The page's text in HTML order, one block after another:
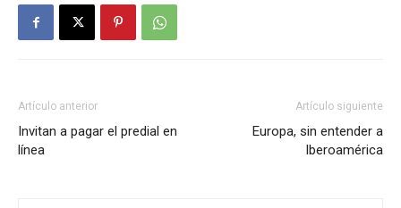
Artículo anterior
Invitan a pagar el predial en
línea
Artículo siguiente
Europa, sin entender a
Iberoamérica